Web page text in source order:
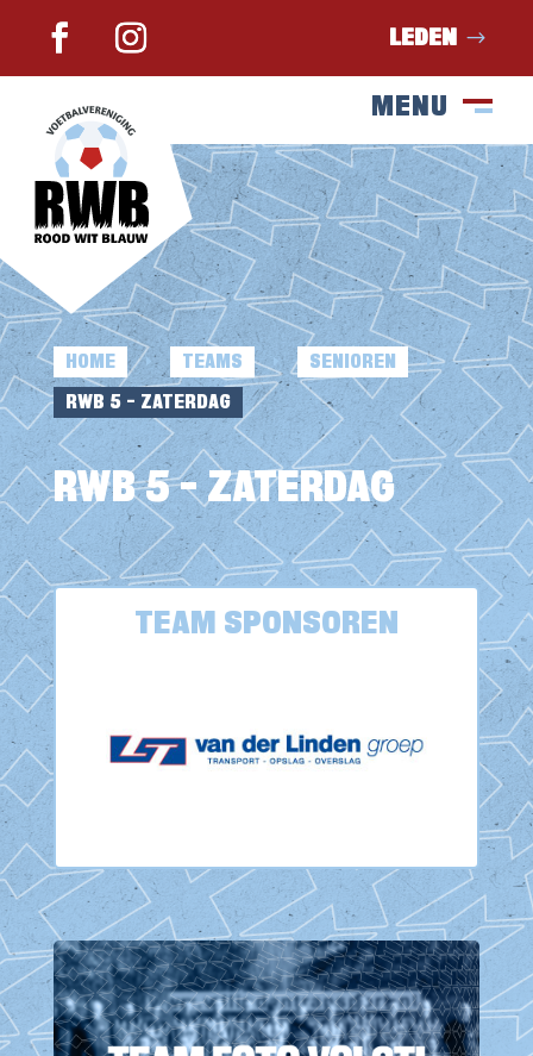
LEDEN
MENU
SLUIT
M
HOME E TEAMS E SENIOREN E
RWB 5 – ZATERDAG
RWB 5 – ZATERDAG
TEAM SPONSOREN